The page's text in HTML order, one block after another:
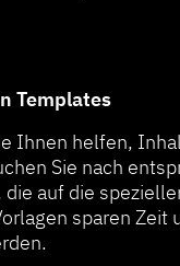
Templates
Ihnen helfen,
Sie nach
auf die
sparen